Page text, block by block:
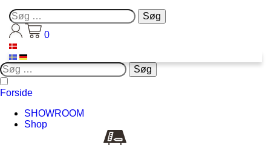
Søg
efter:
0
Søg
efter:
Forside
SHOWROOM
Shop